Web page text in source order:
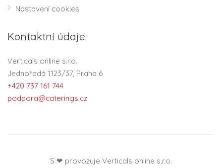
Nastavení cookies
Kontaktní údaje
Verticals online s.r.o.
Jednořadá 1123/37, Praha 6
+420 737 161 744
podpora@caterings.cz
S ❤ provozuje Verticals online s.r.o.